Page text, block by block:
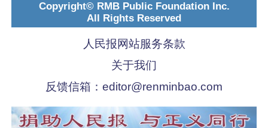
Copyright© RMB Public Foundation Inc.
All Rights Reserved
人民报网站服务条款
关于我们
反馈信箱： editor@renminbao.com